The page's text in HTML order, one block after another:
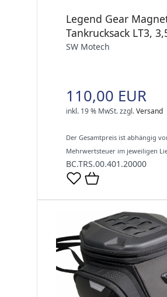
Legend Gear
Tankrucksack LT3,
SW Motech
110,00 EUR
inkl. 19 % MwSt.zzgl.Versand
Der Gesamtpreis ist abhängig
Mehrwertsteuer im jeweiligen
BC.TRS.00.401.20000